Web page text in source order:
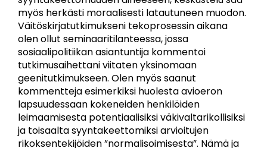
myös herkästi moraalisesti latautuneen muodon.
Väitöskirjatutkimukseni tekoprosessin aikana
olen ollut seminaaritilanteessa, jossa
sosiaalipolitiikan asiantuntija kommentoi
tutkimusaihettani viitaten yksinomaan
geenitutkimukseen. Olen myös saanut
kommentteja esimerkiksi huolesta avioeron
lapsuudessaan kokeneiden henkilöiden
leimaamisesta potentiaalisiksi väkivaltarikollisiksi
ja toisaalta syyntakeettomiksi arvioitujen
rikoksentekijöiden ”normalisoimisesta”. Nämä ja